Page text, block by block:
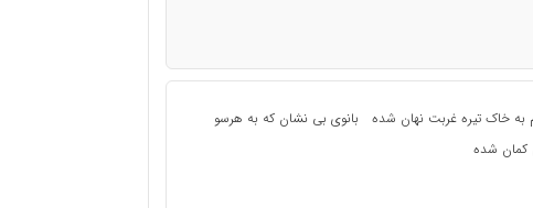
به خاک تیره غربت نهان شده بانوی بی نشان که به هرسو
شده